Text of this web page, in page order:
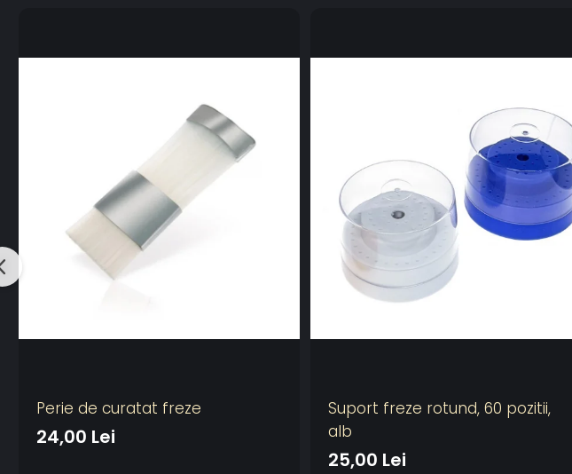
Perie de curatat freze
24,00 Lei
Suport freze rotund, 60 pozitii,
alb
25,00 Lei